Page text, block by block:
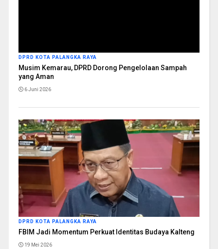
DPRD KOTA PALANGKA RAYA
Musim Kemarau, DPRD Dorong Pengelolaan Sampah
yang Aman
6 Juni 2026
DPRD KOTA PALANGKA RAYA
FBIM Jadi Momentum Perkuat Identitas Budaya Kalteng
19 Mei 2026